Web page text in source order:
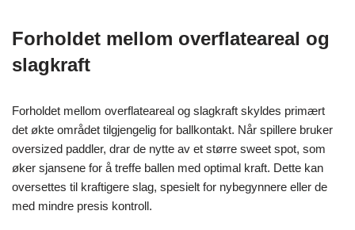
Forholdet mellom overflateareal og
slagkraft
Forholdet mellom overflateareal og slagkraft skyldes primært
det økte området tilgjengelig for ballkontakt. Når spillere bruker
oversized paddler, drar de nytte av et større sweet spot, som
øker sjansene for å treffe ballen med optimal kraft. Dette kan
oversettes til kraftigere slag, spesielt for nybegynnere eller de
med mindre presis kontroll.